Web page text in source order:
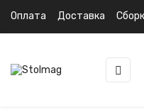
Оплата Доставка
☰